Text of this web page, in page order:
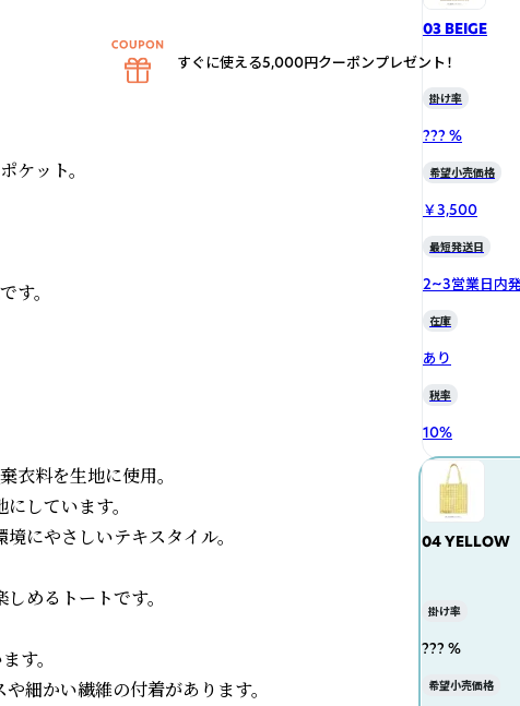
ケット。
す。
衣料を生地に使用。
しています。
にやさしいテキスタイル。
めるトートです。
す。
細かい繊維の付着があります。
03 BEIGE
掛け率
??? %
希望小売価格
￥3,500
最短発送日
2~3営業日内
在庫
あり
税率
10%
04 YELLOW
掛け率
??? %
希望小売価格
すぐに使える5,000円クーポンプレゼント！